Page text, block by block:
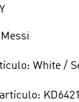
White /
KD6421